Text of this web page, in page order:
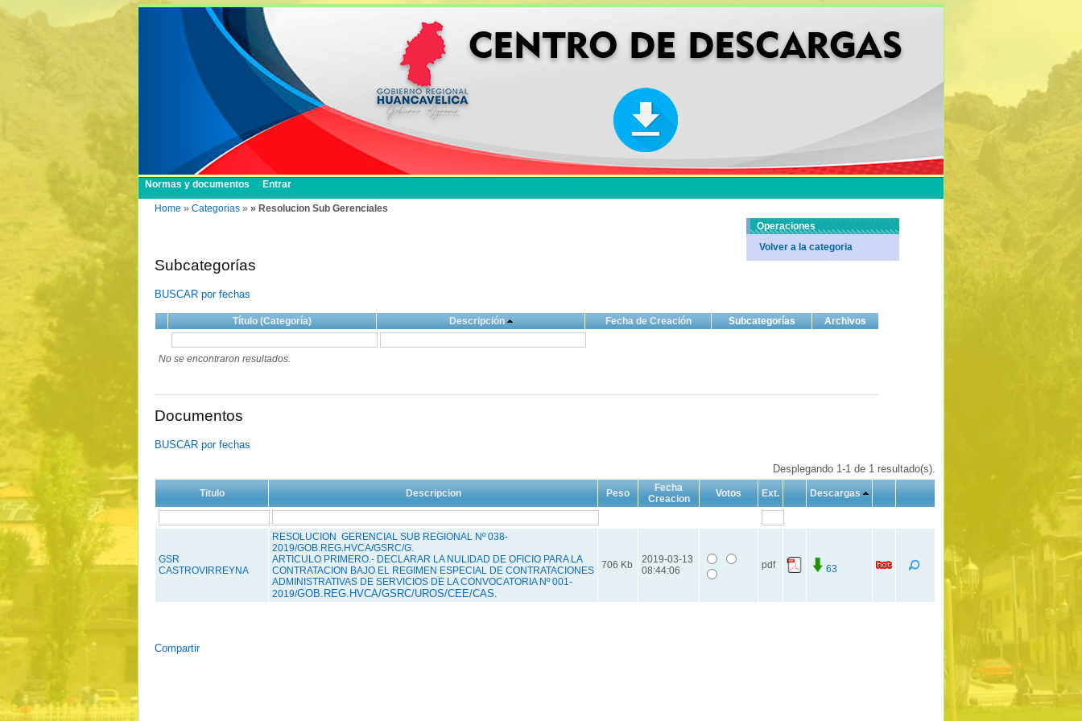
Normas y documentos Entrar
Home » Categorias » » Resolucion Sub Gerenciales
Subcategorías
BUSCAR por fechas
Título (Categoría) Descripción Fecha de Creación Subcategorías Archivos
No se encontraron resultados.
Documentos
BUSCAR por fechas
Desplegando 1-1 de 1 resultado(s).
Titulo Descripcion Peso
Fecha
Creacion
Votos Ext. Descargas
GSR
CASTROVIRREYNA
RESOLUCION GERENCIAL SUB REGIONAL Nº 038-
2019/GOB.REG.HVCA/GSRC/G.
ARTICULO PRIMERO.- DECLARAR LA NULIDAD DE OFICIO PARA LA
CONTRATACION BAJO EL REGIMEN ESPECIAL DE CONTRATACIONES
ADMINISTRATIVAS DE SERVICIOS DE LA CONVOCATORIA Nº 001-
2019/GOB.REG.HVCA/GSRC/UROS/CEE/CAS.
706 Kb
2019-03-13
08:44:06
pdf 63
Compartir
Operaciones
Volver a la categoria